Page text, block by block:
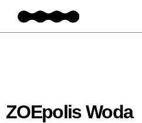
ZOEpolis Woda